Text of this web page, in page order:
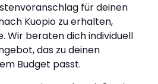
für deinen
Kuopio zu erhalten,
Wir beraten dich individuell
das zu deinen
Budget passt.